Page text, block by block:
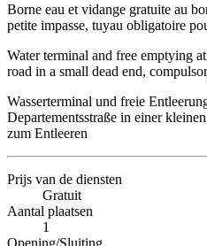
Borne eau et vidange gratuite au
petite impasse, tuyau obligatoire
Water terminal and free emptying
road in a small dead end,
Wasserterminal und freie
Departementsstraße in einer
zum Entleeren
Prijs van de diensten
Gratuit
Aantal plaatsen
1
Opening/Sluiting